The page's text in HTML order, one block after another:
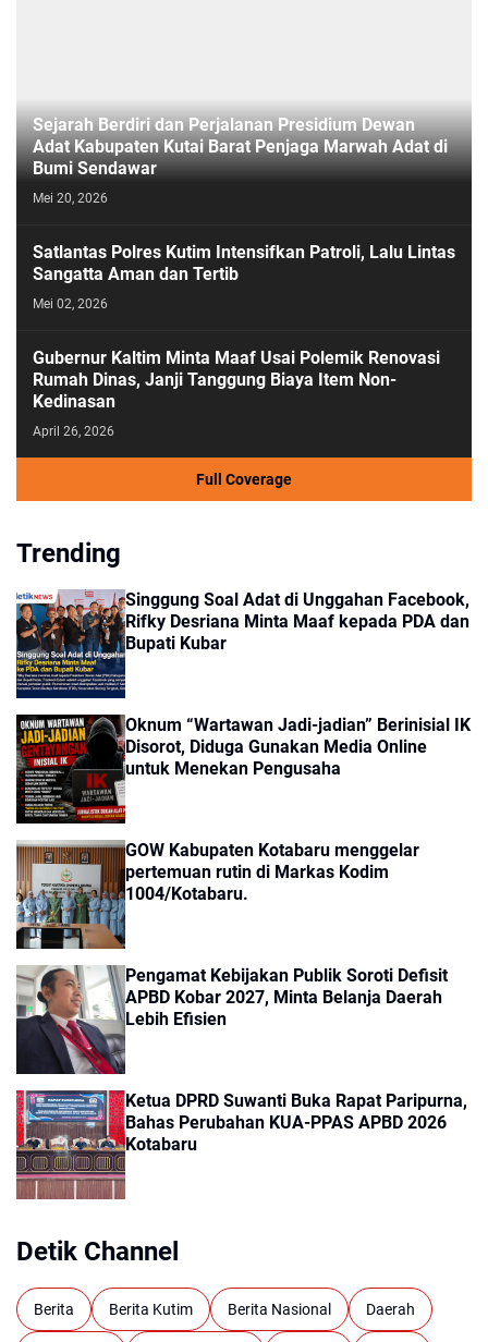
Sejarah Berdiri dan Perjalanan Presidium Dewan
Adat Kabupaten Kutai Barat Penjaga Marwah Adat di
Bumi Sendawar
Mei 20, 2026
Satlantas Polres Kutim Intensifkan Patroli, Lalu Lintas
Sangatta Aman dan Tertib
Mei 02, 2026
Gubernur Kaltim Minta Maaf Usai Polemik Renovasi
Rumah Dinas, Janji Tanggung Biaya Item Non-
Kedinasan
April 26, 2026
Full Coverage
Trending
Singgung Soal Adat di Unggahan Facebook,
Rifky Desriana Minta Maaf kepada PDA dan
Bupati Kubar
Oknum “Wartawan Jadi-jadian” Berinisial IK
Disorot, Diduga Gunakan Media Online
untuk Menekan Pengusaha
GOW Kabupaten Kotabaru menggelar
pertemuan rutin di Markas Kodim
1004/Kotabaru.
Pengamat Kebijakan Publik Soroti Defisit
APBD Kobar 2027, Minta Belanja Daerah
Lebih Efisien
Ketua DPRD Suwanti Buka Rapat Paripurna,
Bahas Perubahan KUA-PPAS APBD 2026
Kotabaru
Detik Channel
Berita Berita Kutim Berita Nasional Daerah